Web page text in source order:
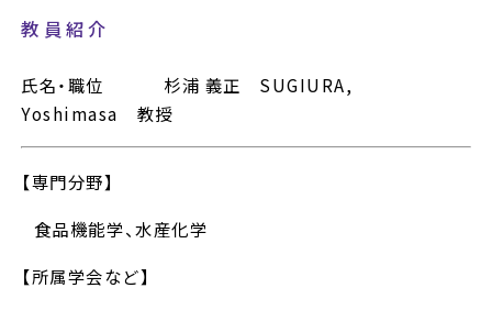
教員紹介
氏名・職位 杉浦 義正 SUGIURA,
Yoshimasa 教授
【専門分野】
食品機能学、水産化学
【所属学会など】